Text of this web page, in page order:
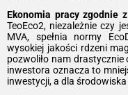
Ekonomia pracy zgodnie
TeoEco2, niezależnie czy
MVA, spełnia normy
wysokiej jakości rdzeni
pozwoliło nam drastycznie
inwestora oznacza to
inwestycji, a dla